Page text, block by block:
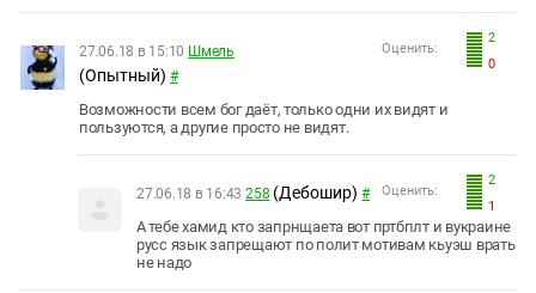
2
0
Оценить:
27.06.18 в 15:10 Шмель
(Опытный) #
Возможности всем бог даёт, только одни их видят и
пользуются, а другие просто не видят.
2
1
Оценить:
27.06.18 в 16:43 258 (Дебошир) #
А тебе хамид кто запрнщаета вот пртбплт и вукраине
русс язык запрещают по полит мотивам кьуэш врать
не надо